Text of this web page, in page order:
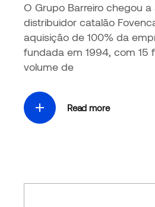
O Grupo Barreiro chegou
distribuidor catalão
aquisição de 100% da
fundada em 1994, com 15
volume de
Read more